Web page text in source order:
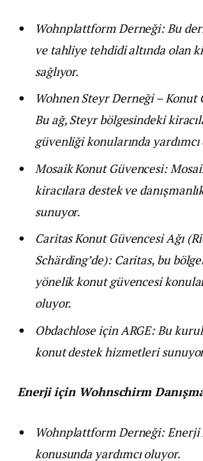
Wohnplattform Derneği: Bu
ve tahliye tehdidi altında olan
sağlıyor.
Wohnen Steyr Derneği – Konut
Bu ağ, Steyr bölgesindeki
güvenliği konularında
Mosaik Konut Güvencesi:
kiracılara destek ve
sunuyor.
Caritas Konut Güvencesi Ağı
Schärding’de): Caritas, bu
yönelik konut güvencesi
oluyor.
Obdachlose için ARGE: Bu
konut destek hizmetleri
Enerji için Wohnschirm
Wohnplattform Derneği:
konusunda yardımcı oluyor.